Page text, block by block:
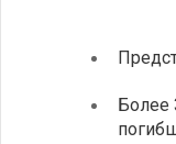
Более